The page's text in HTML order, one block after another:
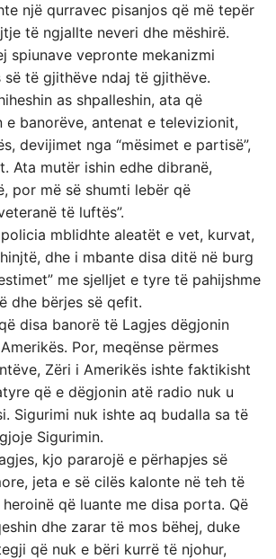
një qurravec pisanjos që më tepër
të ngjallte neveri dhe mëshirë.
spiunave vepronte mekanizmi
të gjithëve ndaj të gjithëve.
as shpalleshin, ata që
e banorëve, antenat e televizionit,
devijimet nga “mësimet e partisë”,
Ata mutër ishin edhe dibranë,
por më së shumti lebër që
të luftës”.
mblidhte aleatët e vet, kurvat,
dhe i mbante disa ditë në burg
me sjelljet e tyre të pahijshme
dhe bërjes së qefit.
disa banorë të Lagjes dëgjonin
Por, meqënse përmes
Zëri i Amerikës ishte faktikisht
që e dëgjonin atë radio nuk u
Sigurimi nuk ishte aq budalla sa të
Sigurimin.
kjo pararojë e përhapjes së
jeta e së cilës kalonte në teh të
që luante me disa porta. Që
dhe zarar të mos bëhej, duke
që nuk e bëri kurrë të njohur,